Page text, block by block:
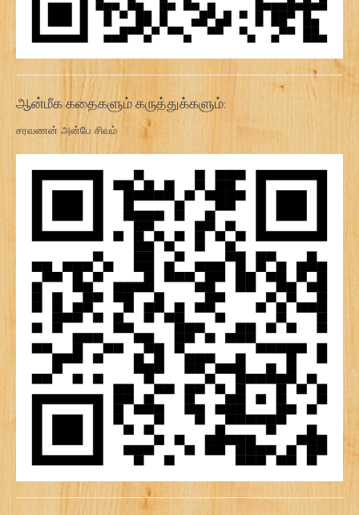
ஆன்மீக கதைகளும் கருத்துக்களும்:
சரவணன் அன்பே சிவம்